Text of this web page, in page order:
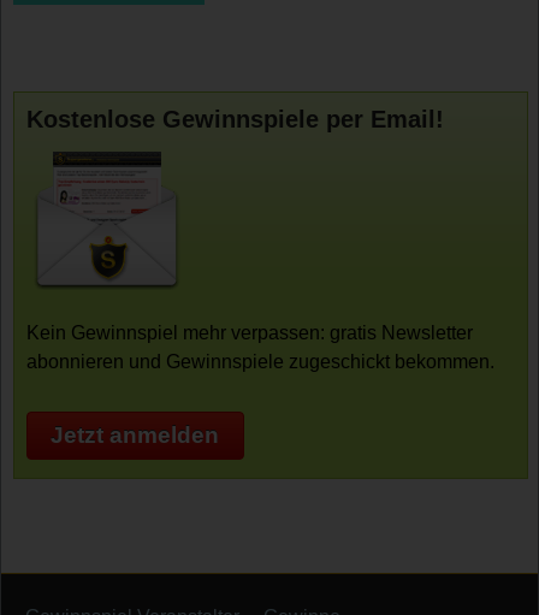
Kostenlose Gewinnspiele per Email!
Kein Gewinnspiel mehr verpassen: gratis Newsletter
abonnieren und Gewinnspiele zugeschickt bekommen.
Jetzt anmelden